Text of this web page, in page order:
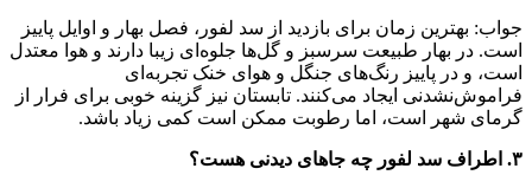
جواب: بهترین زمان برای بازدید از سد لفور، فصل بهار و اوایل پاییز
است. در بهار طبیعت سرسبز و گل‌ها جلوه‌ای زیبا دارند و هوا معتدل
است، و در پاییز رنگ‌های جنگل و هوای خنک تجربه‌ای
فراموش‌نشدنی ایجاد می‌کنند. تابستان نیز گزینه خوبی برای فرار از
گرمای شهر است، اما رطوبت ممکن است کمی زیاد باشد.
۳. اطراف سد لفور چه جاهای دیدنی هست؟